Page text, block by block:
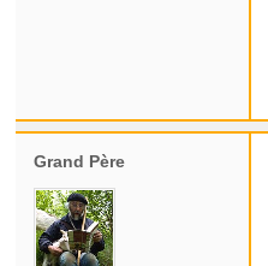
Grand Père